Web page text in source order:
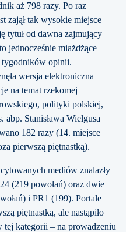
aż 798 razy. Po raz
zajął tak wysokie miejsce
tytuł od dawna zajmujący
jednocześnie miażdżące
tygodników opinii.
wersja elektroniczna
na temat rzekomej
polityki polskiej,
Stanisława Wielgusa
182 razy (14. miejsce
pierwszą piętnastką).
mediów znalazły
(219 powołań) oraz dwie
i PR1 (199). Portale
piętnastką, ale nastąpiło
kategorii – na prowadzeniu